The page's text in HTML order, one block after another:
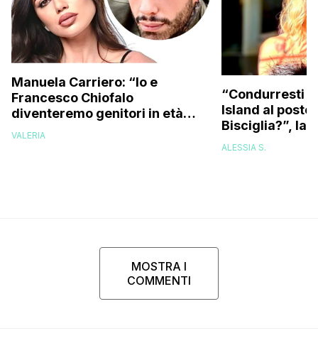
Manuela Carriero: “Io e
Francesco Chiofalo
diventeremo genitori in età
avanzata, ecco entro quando
VALERIA
“Condurresti
Island al posto
Bisciglia?”, la
Karina
ALESSIA S.
MOSTRA I
COMMENTI